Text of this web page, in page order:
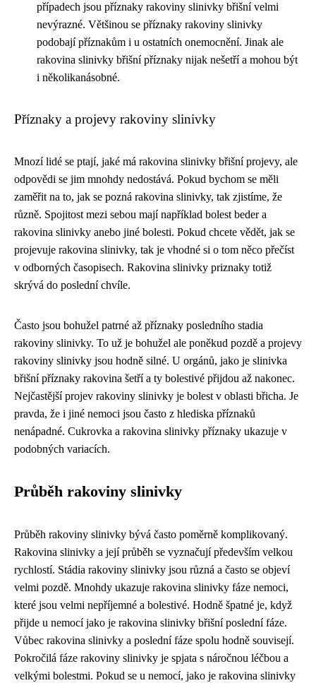
případech jsou příznaky rakoviny slinivky břišní velmi
nevýrazné. Většinou se příznaky rakoviny slinivky
podobají příznakům i u ostatních onemocnění. Jinak ale
rakovina slinivky břišní příznaky nijak nešetří a mohou být
i několikanásobné.
Příznaky a projevy rakoviny slinivky
Mnozí lidé se ptají, jaké má rakovina slinivky břišní projevy, ale
odpovědi se jim mnohdy nedostává. Pokud bychom se měli
zaměřit na to, jak se pozná rakovina slinivky, tak zjistíme, že
různě. Spojitost mezi sebou mají například bolest beder a
rakovina slinivky anebo jiné bolesti. Pokud chcete vědět, jak se
projevuje rakovina slinivky, tak je vhodné si o tom něco přečíst
v odborných časopisech. Rakovina slinivky priznaky totiž
skrývá do poslední chvíle.
Často jsou bohužel patrné až příznaky posledního stadia
rakoviny slinivky. To už je bohužel ale poněkud pozdě a projevy
rakoviny slinivky jsou hodně silné. U orgánů, jako je slinivka
břišní příznaky rakovina šetří a ty bolestivé přijdou až nakonec.
Nejčastější projev rakoviny slinivky je bolest v oblasti břicha. Je
pravda, že i jiné nemoci jsou často z hlediska příznaků
nenápadné. Cukrovka a rakovina slinivky příznaky ukazuje v
podobných variacích.
Průběh rakoviny slinivky
Průběh rakoviny slinivky bývá často poměrně komplikovaný.
Rakovina slinivky a její průběh se vyznačují především velkou
rychlostí. Stádia rakoviny slinivky jsou různá a často se objeví
velmi pozdě. Mnohdy ukazuje rakovina slinivky fáze nemoci,
které jsou velmi nepříjemné a bolestivé. Hodně špatné je, když
přijde u nemocí jako je rakovina slinivky břišní poslední fáze.
Vůbec rakovina slinivky a poslední fáze spolu hodně souvisejí.
Pokročilá fáze rakoviny slinivky je spjata s náročnou léčbou a
velkými bolestmi. Pokud se u nemocí, jako je rakovina slinivky